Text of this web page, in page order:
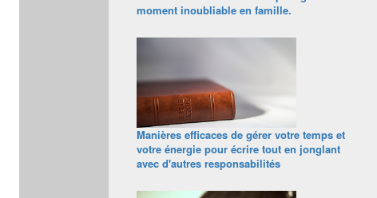
moment inoubliable en famille.
Manières efficaces de gérer votre temps et
votre énergie pour écrire tout en jonglant
avec d'autres responsabilités